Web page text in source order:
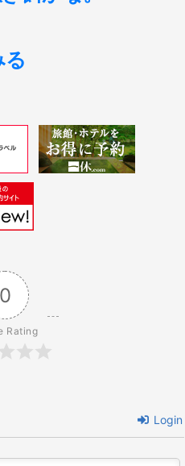
0
Rating
Login